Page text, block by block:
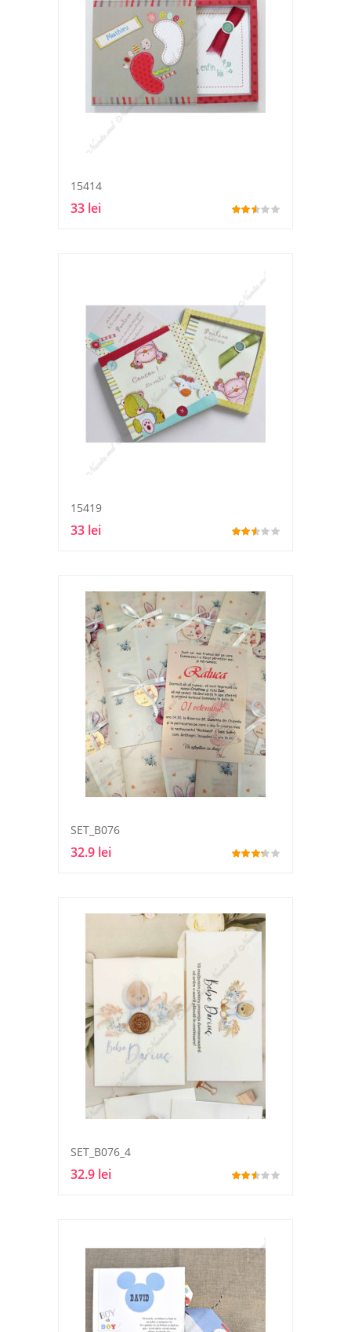
15414
33 lei
15419
33 lei
SET_B076
32.9 lei
SET_B076_4
32.9 lei